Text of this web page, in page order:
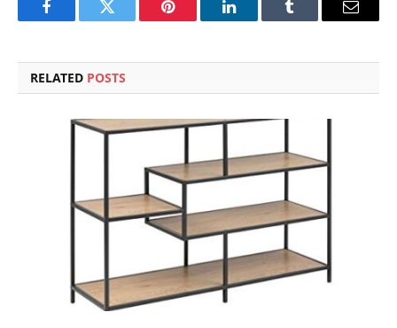
FacebookTwitter Pinterest LinkedInTumblr Email
RELATED POSTS